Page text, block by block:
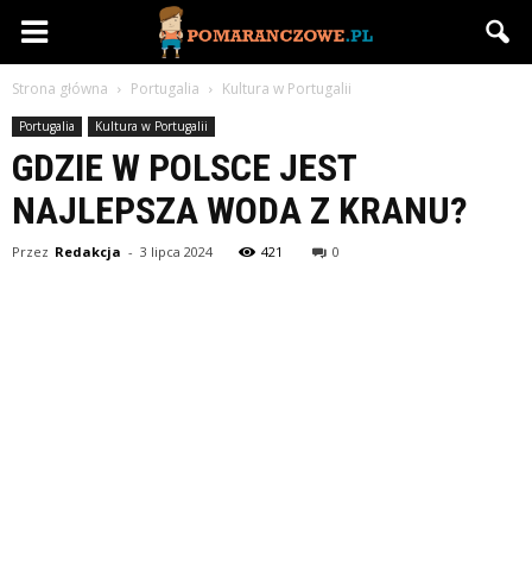
Pomaranczowe.pl
Strona główna Portugalia Kultura w Portugalii
Portugalia Kultura w Portugalii
GDZIE W POLSCE JEST
NAJLEPSZA WODA Z KRANU?
Przez Redakcja - 3 lipca 2024 421 0